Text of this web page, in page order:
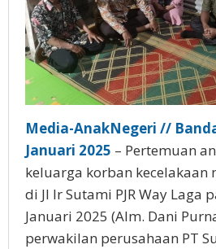
Media-AnakNegeri //
Januari 2025 – Pertemuan
keluarga korban kecelakaan
di Jl Ir Sutami PJR Way Laga
Januari 2025 (Alm. Dani
perwakilan perusahaan PT